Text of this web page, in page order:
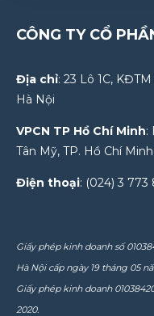
CÔNG TY CỔ
Địa chỉ: 23 Lô 1C,
Hà Nội
VPCN TP Hồ Chí Minh:
Tân Mỹ, TP. Hồ Chí Minh
Điện thoại: (024) 3 773
Giấy phép kinh doanh số
Hà Nội cấp ngày 19 tháng 05
Giấy phép kinh doanh
2020.